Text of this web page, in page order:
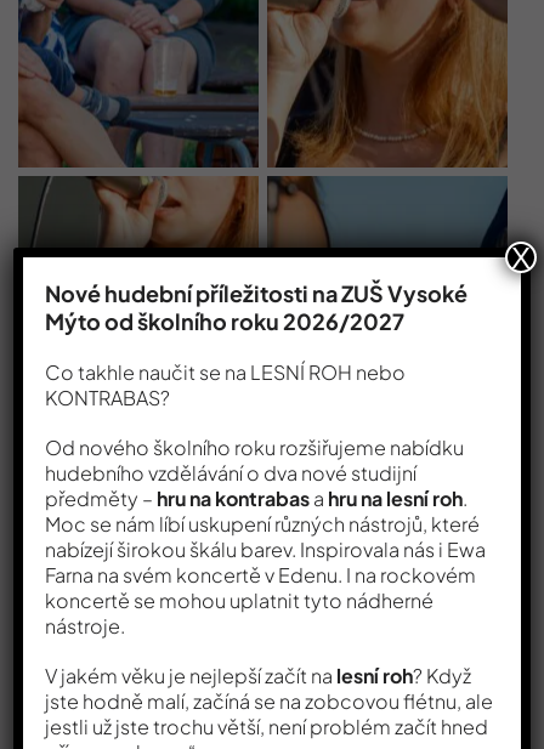
Nové hudební příležitosti na ZUŠ Vysoké
Mýto od školního roku 2026/2027
Co takhle naučit se na LESNÍ ROH nebo
KONTRABAS?
Od nového školního roku rozšiřujeme nabídku
hudebního vzdělávání o dva nové studijní
předměty – hru na kontrabasa hru na lesní roh.
Moc se nám líbí uskupení různých nástrojů, které
nabízejí širokou škálu barev. Inspirovala nás i Ewa
Farna na svém koncertě v Edenu. I na rockovém
koncertě se mohou uplatnit tyto nádherné
nástroje.
V jakém věku je nejlepší začít na lesní roh? Když
jste hodně malí, začíná se na zobcovou flétnu, ale
jestli už jste trochu větší, není problém začít hned
X